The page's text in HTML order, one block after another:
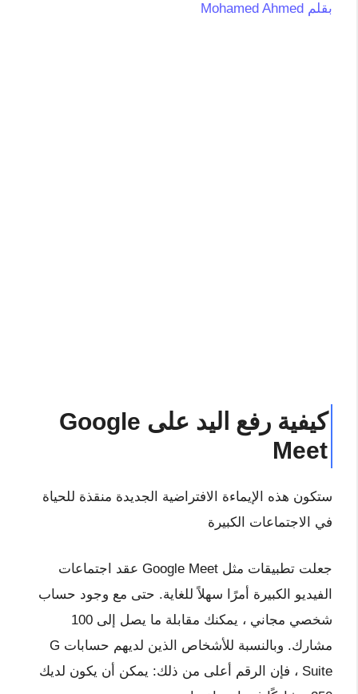
بقلم Mohamed Ahmed
كيفية رفع اليد على Google
Meet
ستكون هذه الإيماءة الافتراضية الجديدة منقذة للحياة
في الاجتماعات الكبيرة
جعلت تطبيقات مثل Google Meet عقد اجتماعات
الفيديو الكبيرة أمرًا سهلاً للغاية. حتى مع وجود حساب
شخصي مجاني ، يمكنك مقابلة ما يصل إلى 100
مشارك. وبالنسبة للأشخاص الذين لديهم حسابات G
Suite ، فإن الرقم أعلى من ذلك: يمكن أن يكون لديك